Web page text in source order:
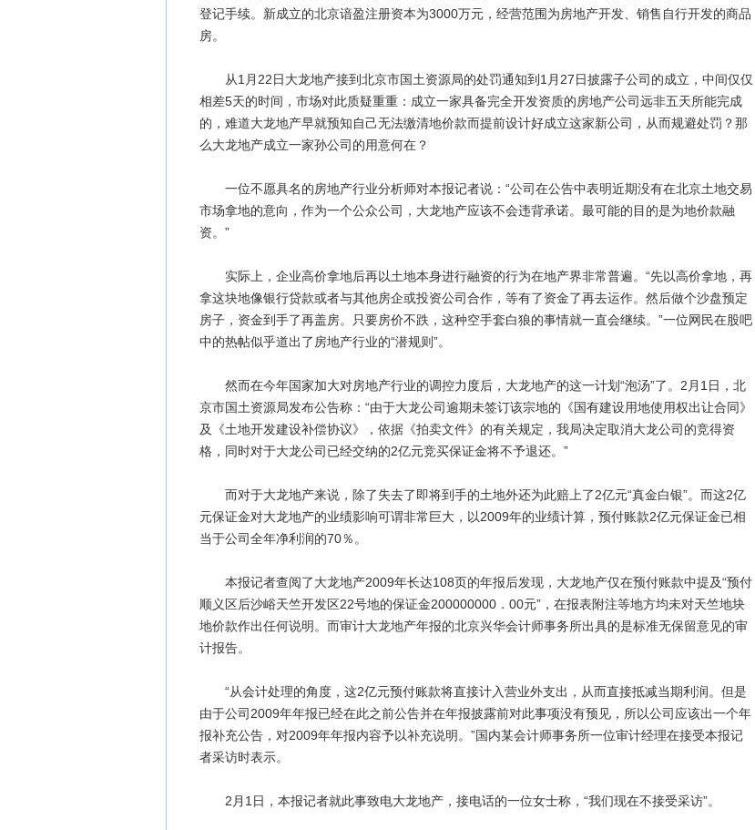
登记手续。新成立的北京谙盈注册资本为3000万元，经营范围为房地产开发、销售自行开发的商品
房。
从1月22日大龙地产接到北京市国土资源局的处罚通知到1月27日披露子公司的成立，中间仅仅
相差5天的时间，市场对此质疑重重：成立一家具备完全开发资质的房地产公司远非五天所能完成
的，难道大龙地产早就预知自己无法缴清地价款而提前设计好成立这家新公司，从而规避处罚？那
么大龙地产成立一家孙公司的用意何在？
一位不愿具名的房地产行业分析师对本报记者说：“公司在公告中表明近期没有在北京土地交易
市场拿地的意向，作为一个公众公司，大龙地产应该不会违背承诺。最可能的目的是为地价款融
资。”
实际上，企业高价拿地后再以土地本身进行融资的行为在地产界非常普遍。“先以高价拿地，再
拿这块地像银行贷款或者与其他房企或投资公司合作，等有了资金了再去运作。然后做个沙盘预定
房子，资金到手了再盖房。只要房价不跌，这种空手套白狼的事情就一直会继续。”一位网民在股吧
中的热帖似乎道出了房地产行业的“潜规则”。
然而在今年国家加大对房地产行业的调控力度后，大龙地产的这一计划“泡汤”了。2月1日，北
京市国土资源局发布公告称：“由于大龙公司逾期未签订该宗地的《国有建设用地使用权出让合同》
及《土地开发建设补偿协议》，依据《拍卖文件》的有关规定，我局决定取消大龙公司的竞得资
格，同时对于大龙公司已经交纳的2亿元竞买保证金将不予退还。”
而对于大龙地产来说，除了失去了即将到手的土地外还为此赔上了2亿元“真金白银”。而这2亿
元保证金对大龙地产的业绩影响可谓非常巨大，以2009年的业绩计算，预付账款2亿元保证金已相
当于公司全年净利润的70％。
本报记者查阅了大龙地产2009年长达108页的年报后发现，大龙地产仅在预付账款中提及“预付
顺义区后沙峪天竺开发区22号地的保证金200000000．00元”，在报表附注等地方均未对天竺地块
地价款作出任何说明。而审计大龙地产年报的北京兴华会计师事务所出具的是标准无保留意见的审
计报告。
“从会计处理的角度，这2亿元预付账款将直接计入营业外支出，从而直接抵减当期利润。但是
由于公司2009年年报已经在此之前公告并在年报披露前对此事项没有预见，所以公司应该出一个年
报补充公告，对2009年年报内容予以补充说明。”国内某会计师事务所一位审计经理在接受本报记
者采访时表示。
2月1日，本报记者就此事致电大龙地产，接电话的一位女士称，“我们现在不接受采访”。